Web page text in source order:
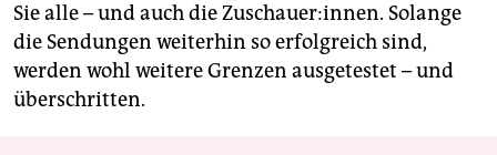
Sie alle – und auch die Zuschauer:innen. Solange
die Sendungen weiterhin so erfolgreich sind,
werden wohl weitere Grenzen ausgetestet – und
überschritten.